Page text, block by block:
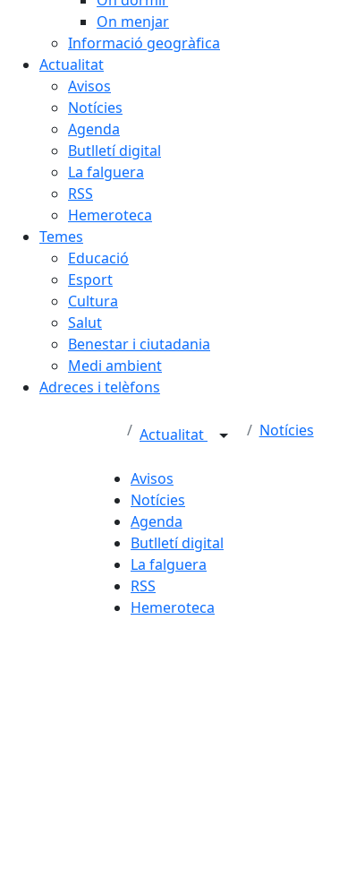
On menjar
Informació geogràfica
Actualitat
Avisos
Notícies
Agenda
Butlletí digital
La falguera
RSS
Hemeroteca
Temes
Educació
Esport
Cultura
Salut
Benestar i ciutadania
Medi ambient
Adreces i telèfons
Actualitat Notícies
Avisos
Notícies
Agenda
Butlletí digital
La falguera
RSS
Hemeroteca